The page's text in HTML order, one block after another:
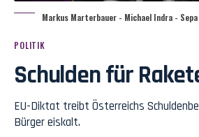
Markus Marterbauer - Michael Indra - Sepa
POLITIK
Schulden für
EU-Diktat treibt Österreichs
Bürger eiskalt.